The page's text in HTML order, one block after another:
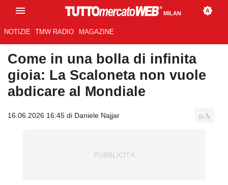
MILAN
NOTIZIE TMW RADIO MAGAZINE
Come in una bolla di infinita
gioia: La Scaloneta non vuole
abdicare al Mondiale
16.06.2026 16:45 di Daniele Najjar